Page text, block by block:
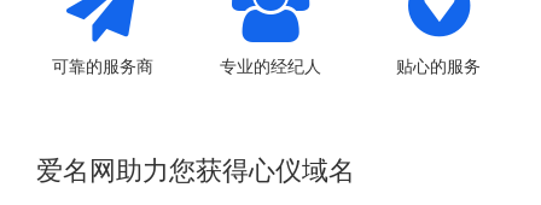
可靠的服务商 专业的经纪人 贴心的服务
爱名网助力您获得心仪域名